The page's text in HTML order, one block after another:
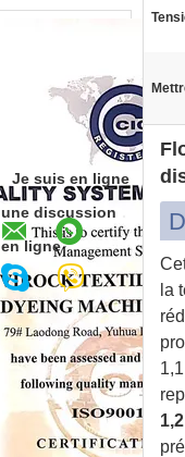
Je suis en ligne
une discussion
en ligne
la
1,1